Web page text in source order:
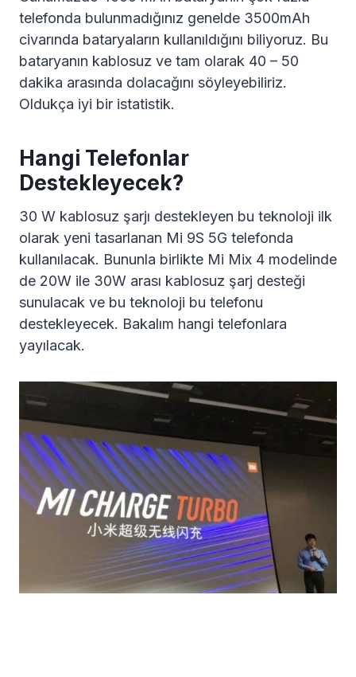
telefonda bulunmadığınız genelde 3500mAh
civarında bataryaların kullanıldığını biliyoruz. Bu
bataryanın kablosuz ve tam olarak 40 – 50
dakika arasında dolacağını söyleyebiliriz.
Oldukça iyi bir istatistik.
Hangi Telefonlar
Destekleyecek?
30 W kablosuz şarjı destekleyen bu teknoloji ilk
olarak yeni tasarlanan Mi 9S 5G telefonda
kullanılacak. Bununla birlikte Mi Mix 4 modelinde
de 20W ile 30W arası kablosuz şarj desteği
sunulacak ve bu teknoloji bu telefonu
destekleyecek. Bakalım hangi telefonlara
yayılacak.